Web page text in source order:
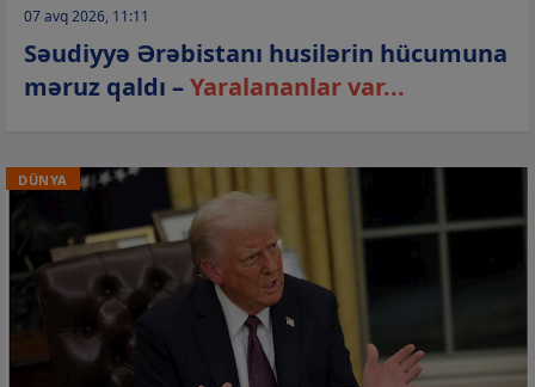
07 avq 2026, 11:11
Səudiyyə Ərəbistanı husilərin hücumuna
məruz qaldı –Yaralananlar var...
DÜNYA